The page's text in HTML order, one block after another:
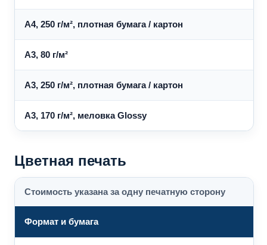
A4, 250 г/м², плотная бумага / картон
A3, 80 г/м²
A3, 250 г/м², плотная бумага / картон
A3, 170 г/м², меловка Glossy
Цветная печать
Стоимость указана за одну печатную сторону
Формат и бумага